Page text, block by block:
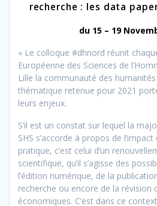
recherche : les data
du 15 – 19
« Le colloque #dhnord réunit
Européenne des Sciences de
Lille la communauté des
thématique retenue pour 2021
leurs enjeux.
S’il est un constat sur lequel la
SHS s’accorde à propos de
pratique, c’est celui d’un
scientifique, qu’il s’agisse des
l’édition numérique, de la
recherche ou encore de la révision
économiques. C’est dans ce